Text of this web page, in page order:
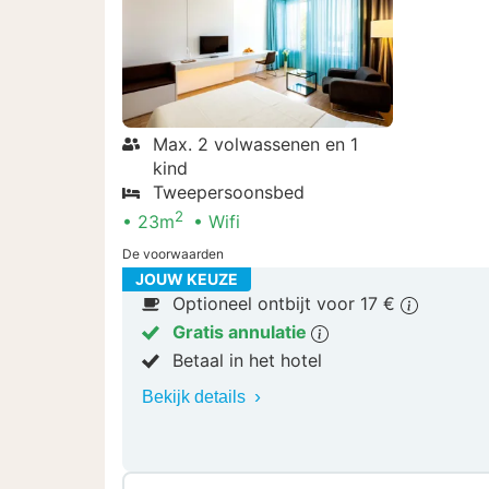
Max. 2 volwassenen en 1
kind
Tweepersoonsbed
23m2 Wifi
De voorwaarden
JOUW KEUZE
Optioneel ontbijt voor 17 €
Gratis annulatie
Betaal in het hotel
Bekijk details